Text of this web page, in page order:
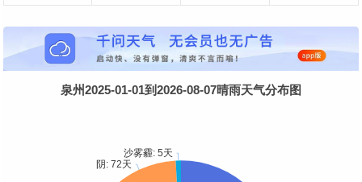
泉州2025-01-01到2026-08-07晴雨天气分布图